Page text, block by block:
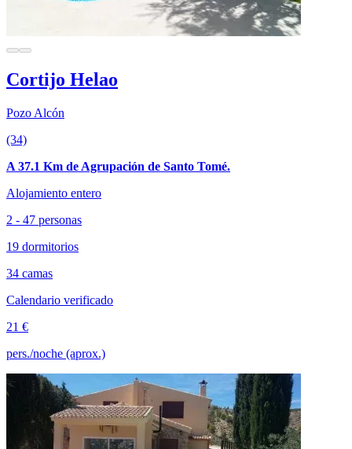
Cortijo Helao
Pozo Alcón
(34)
A 37.1 Km de Agrupación de Santo Tomé.
Alojamiento entero
2 - 47 personas
19 dormitorios
34 camas
Calendario verificado
21 €
pers./noche (aprox.)